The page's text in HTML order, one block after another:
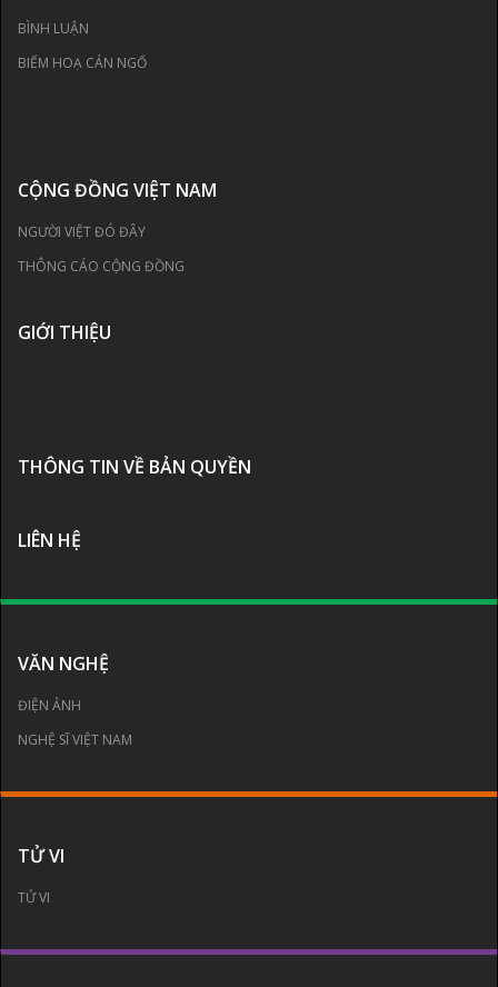
BÌNH LUẬN
BIẾM HOẠ CÁN NGỐ
CỘNG ĐỒNG VIỆT NAM
NGƯỜI VIỆT ĐÓ ĐÂY
THÔNG CÁO CỘNG ĐỒNG
GIỚI THIỆU
THÔNG TIN VỀ BẢN QUYỀN
LIÊN HỆ
VĂN NGHỆ
ĐIỆN ẢNH
NGHỆ SĨ VIỆT NAM
TỬ VI
TỬ VI